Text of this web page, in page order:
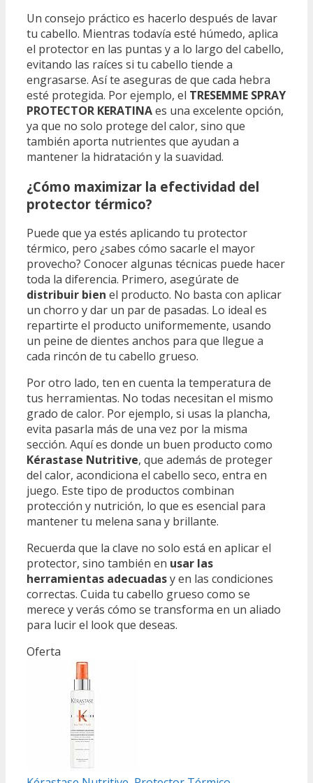
Un consejo práctico es hacerlo después de lavar
tu cabello. Mientras todavía esté húmedo, aplica
el protector en las puntas y a lo largo del cabello,
evitando las raíces si tu cabello tiende a
engrasarse. Así te aseguras de que cada hebra
esté protegida. Por ejemplo, el TRESEMME SPRAY
PROTECTOR KERATINAes una excelente opción,
ya que no solo protege del calor, sino que
también aporta nutrientes que ayudan a
mantener la hidratación y la suavidad.
¿Cómo maximizar la efectividad del
protector térmico?
Puede que ya estés aplicando tu protector
térmico, pero ¿sabes cómo sacarle el mayor
provecho? Conocer algunas técnicas puede hacer
toda la diferencia. Primero, asegúrate de
distribuir bien el producto. No basta con aplicar
un chorro y dar un par de pasadas. Lo ideal es
repartirte el producto uniformemente, usando
un peine de dientes anchos para que llegue a
cada rincón de tu cabello grueso.
Por otro lado, ten en cuenta la temperatura de
tus herramientas. No todas necesitan el mismo
grado de calor. Por ejemplo, si usas la plancha,
evita pasarla más de una vez por la misma
sección. Aquí es donde un buen producto como
Kérastase Nutritive, que además de proteger
del calor, acondiciona el cabello seco, entra en
juego. Este tipo de productos combinan
protección y nutrición, lo que es esencial para
mantener tu melena sana y brillante.
Recuerda que la clave no solo está en aplicar el
protector, sino también en usar las
herramientas adecuadasy en las condiciones
correctas. Cuida tu cabello grueso como se
merece y verás cómo se transforma en un aliado
para lucir el look que deseas.
Oferta